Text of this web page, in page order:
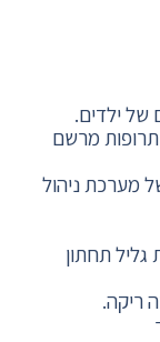
של ילדים.
תרופות מרשם
מערכת ניהול